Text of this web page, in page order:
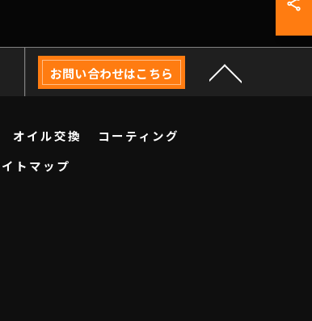
お問い合わせはこちら
オイル交換
コーティング
トマップ